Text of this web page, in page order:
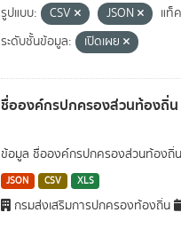
รูปแบบ: CSV JSON แท็
ระดับชั้นข้อมูล:
เปิดเผย
ชื่อองค์กรปกครองส่วนท้องถิ่น
ข้อมูล ชื่อองค์กรปกครองส่วนท้องถิ่น
JSON CSV XLS
กรมส่งเสริมการปกครองท้องถิ่น